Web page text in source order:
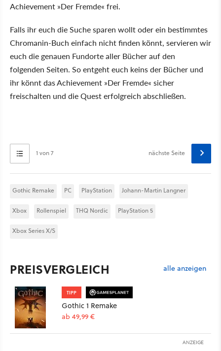
Achievement Der Fremde frei.
Falls ihr euch die Suche sparen wollt oder ein bestimmtes
Chromanin-Buch einfach nicht finden könnt, servieren wir
euch die genauen Fundorte aller Bücher auf den
folgenden Seiten. So entgeht euch keins der Bücher und
ihr könnt das Achievement Der Fremde sicher
freischalten und die Quest erfolgreich abschließen.
1 von 7 nächste Seite
Gothic Remake PC PlayStation Johann-Martin Langner
Xbox Rollenspiel THQ Nordic PlayStation 5
Xbox Series X/S
PREISVERGLEICH alle anzeigen
TIPP
Gothic 1 Remake
ab 49,99 €
ANZEIGE